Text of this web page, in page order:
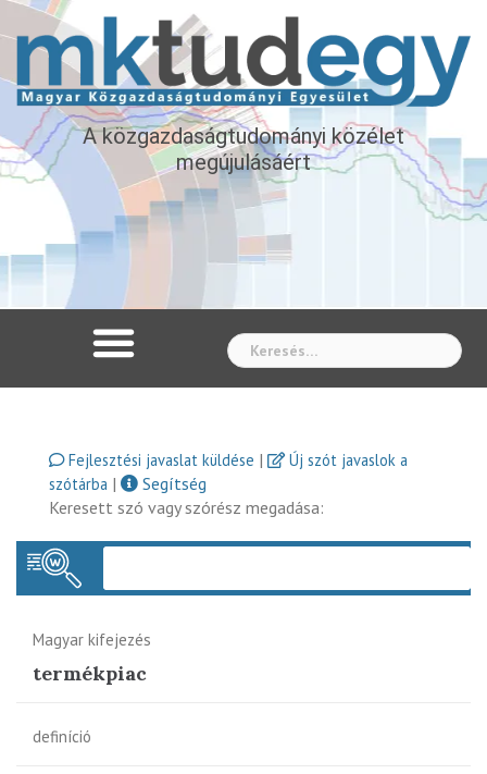
A közgazdaságtudományi közélet
megújulásáért
Fejlesztési javaslat küldése |
Új szót javaslok a
szótárba |
Segítség
Keresett szó vagy szórész megadása:
Magyar kifejezés
termékpiac
definíció